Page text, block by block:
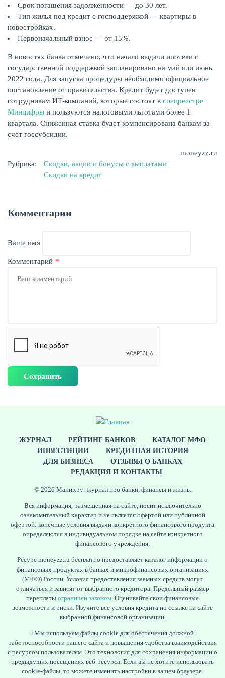
НАКОПЛЕНИЯ
ЕЩЁ
ЖУРНАЛ
Срок погашения задолженности — до 30 лет.
Тип жилья под кредит с господдержкой — квартиры в
новостройках.
Первоначальный взнос — от 15%.
В новостях банка отмечено, что начало выдачи ипотеки с
государственной поддержкой запланировано на май или июнь
2022 года. Для запуска процедуры необходимо официальное
постановление от правительства. Кредит будет доступен
сотрудникам ИТ-компаний, которые состоят в спецреестре
Минцифры и пользуются налоговыми льготами более 1
квартала. Сниженная ставка будет компенсирована банкам за
счет госсубсидии.
moneyzz.ru
Рубрика:
Скидки, акции и бонусы с выплатами
Скидки на кредит
Комментарии
Ваше имя
Комментарий
ЖУРНАЛ РЕЙТИНГ БАНКОВ
КАТАЛОГ МФО
ИНВЕСТИЦИИ
КРЕДИТНАЯ ИСТОРИЯ
ДЛЯ БИЗНЕСА
ОТЗЫВЫ О БАНКАХ
РЕДАКЦИЯ И КОНТАКТЫ
© 2026 Маниз.ру: журнал про банки, финансы и жизнь.
Вся информация, размещенная на сайте, носит исключительно
ознакомительный характер и не является офертой или публичной
офертой: конечные условия выдачи конкретного финансового продукта
определяются в индивидуальном порядке на сайте конкретного
финансового учреждения.
Ресурс moneyzz.ru бесплатно предоставляет каталог информации о
финансовых продуктах в банках и микрофинансовых организациях
(МФО) России. Условия предоставления заемных средств могут
отличаться и зависят от выбранного кредитора. Предельный размер
переплаты ограничен законом . Оценивайте свои финансовые
возможности и риски. Изучите все условия кредита по ссылке на сайте
выбранной финансовой организации.
ℹ️ Мы используем файлы cookie для обеспечения должной
работоспособности нашего сайта и повышения удобства взаимодействия
с ресурсом пользователям. Это технология для сохранения информации о
предыдущих посещениях веб-ресурса. Если вы не хотите использовать
cookie-файлы, то можете изменить настройки в вашем браузере.